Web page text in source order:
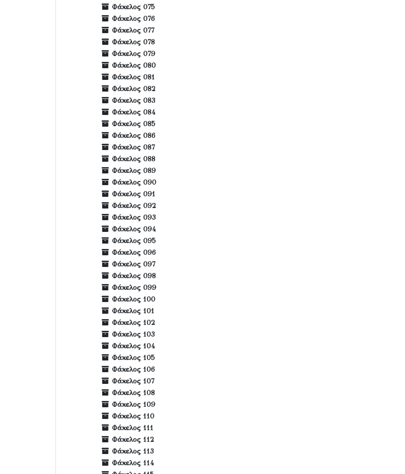
Φάκελος 075
Φάκελος 076
Φάκελος 077
Φάκελος 078
Φάκελος 079
Φάκελος 080
Φάκελος 081
Φάκελος 082
Φάκελος 083
Φάκελος 084
Φάκελος 085
Φάκελος 086
Φάκελος 087
Φάκελος 088
Φάκελος 089
Φάκελος 090
Φάκελος 091
Φάκελος 092
Φάκελος 093
Φάκελος 094
Φάκελος 095
Φάκελος 096
Φάκελος 097
Φάκελος 098
Φάκελος 099
Φάκελος 100
Φάκελος 101
Φάκελος 102
Φάκελος 103
Φάκελος 104
Φάκελος 105
Φάκελος 106
Φάκελος 107
Φάκελος 108
Φάκελος 109
Φάκελος 110
Φάκελος 111
Φάκελος 112
Φάκελος 113
Φάκελος 114